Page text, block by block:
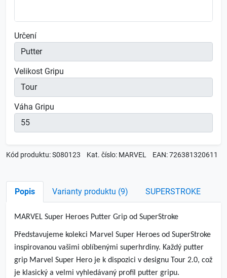
Určení
Velikost Gripu
Váha Gripu
Kód produktu: S080123 Kat. číslo: MARVEL EAN: 726381320611
Popis Varianty produktu (9) SUPERSTROKE
MARVEL Super Heroes Putter Grip od SuperStroke
Představujeme kolekci Marvel Super Heroes od SuperStroke
inspirovanou vašimi oblíbenými superhrdiny. Každý putter
grip Marvel Super Hero je k dispozici v designu Tour 2.0, což
je klasický a velmi vyhledávaný profil putter gripu.